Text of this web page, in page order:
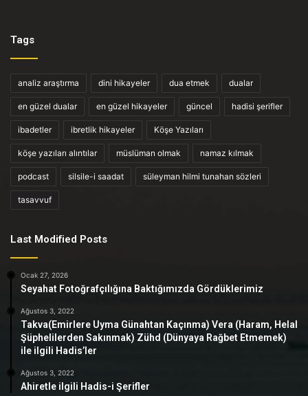
Tags
analiz araştırma dini hikayeler dua etmek dualar
en güzel dualar en güzel hikayeler güncel hadisi şerifler
ibadetler ibretlik hikayeler Köşe Yazıları
köşe yazıları alıntılar müslüman olmak namaz kılmak
podcast silsile-i saadat süleyman hilmi tunahan sözleri
tasavvuf
Last Modified Posts
Ocak 27, 2026
Seyahat Fotoğrafçılığına Baktığımızda Gördüklerimiz
Ağustos 3, 2022
Takva(Emirlere Uyma Günahtan Kaçınma) Vera (Haram, Helal
Şüphelilerden Sakınmak) Zühd (Dünyaya Rağbet Etmemek)
ile ilgili Hadis’ler
Ağustos 3, 2022
Ahiretle ilgili Hadis-i Şerifler